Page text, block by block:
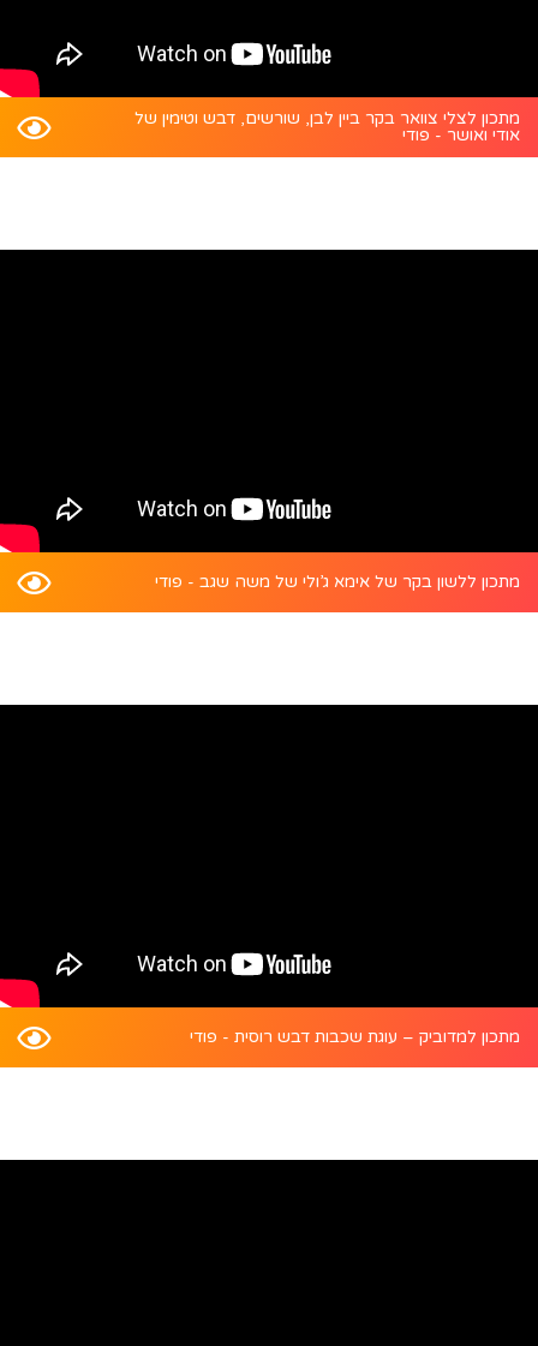
מתכון לצלי צוואר בקר ביין לבן, שורשים, דבש וטימין של
אודי ואושר - פודי
מתכון ללשון בקר של אימא ג’ולי של משה שגב - פודי
מתכון למדוביק – עוגת שכבות דבש רוסית - פודי